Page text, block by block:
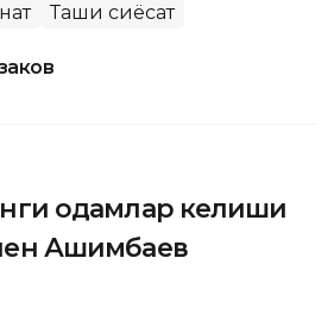
Ташқи сиёсат
одамлар келиши
Ашимбаев